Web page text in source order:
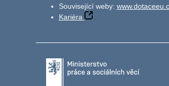
Související weby:
Kariéra